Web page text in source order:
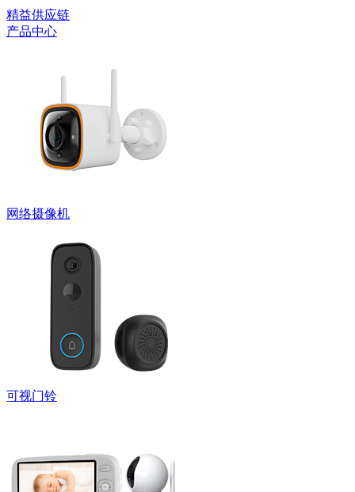
精益供应链
产品中心
网络摄像机
可视门铃